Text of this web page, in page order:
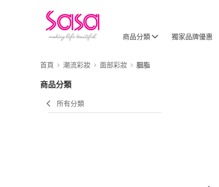
商品分類 獨家品牌優惠
首頁 潮流彩妝 面部彩妝 胭脂
商品分類
所有分類